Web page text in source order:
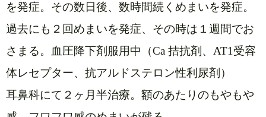
を発症。その数日後、数時間続くめまいを発症。
過去にも２回めまいを発症、その時は１ 週間でお
さまる。血圧降下剤服用中（Ca 拮抗剤、AT1受容
体レセプター、抗アルドステロン性利尿剤）
耳鼻科にて２ヶ月半治療。額のあたりのもやもや